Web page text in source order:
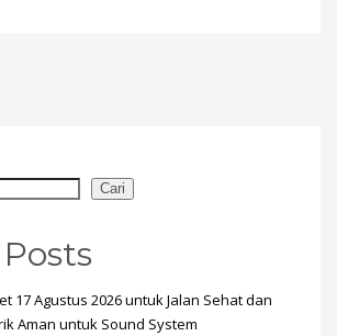
Cari
17 Agustus 2026 untuk Jalan Sehat dan
Aman untuk Sound System